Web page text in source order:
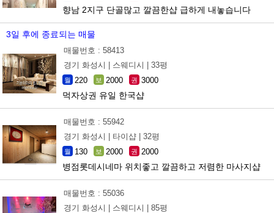
향남 2지구 단골많고 깔끔한샵 급하게 내놓습니다
3일 후에 종료되는 매물
매물번호 : 58413
경기 화성시 |
스웨디시 | 33평
월 220 보 2000 권 3000
먹자상권 유일 한국샵
매물번호 : 55942
경기 화성시 |
타이샵 | 32평
월 130 보 2000 권 2000
병점롯데시네마 위치좋고 깔끔하고 저렴한 마사지샵
매물번호 : 55036
경기 화성시 |
스웨디시 | 85평